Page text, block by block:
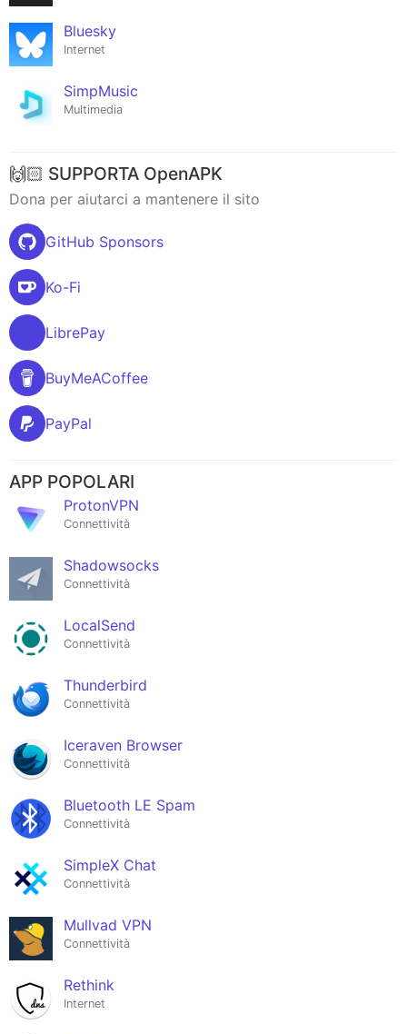
Bluesky
Internet
SimpMusic
Multimedia
🙌🏻 SUPPORTA OpenAPK
Dona per aiutarci a mantenere il sito
GitHub Sponsors
Ko-Fi
LibrePay
BuyMeACoffee
PayPal
APP POPOLARI
ProtonVPN
Connettività
Shadowsocks
Connettività
LocalSend
Connettività
Thunderbird
Connettività
Iceraven Browser
Connettività
Bluetooth LE Spam
Connettività
SimpleX Chat
Connettività
Mullvad VPN
Connettività
Rethink
Internet